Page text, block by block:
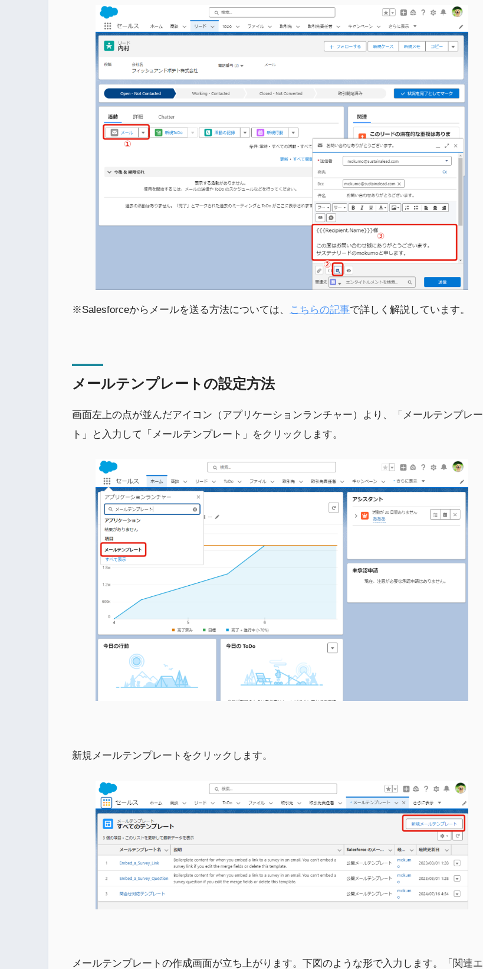
※Salesforceからメールを送る方法については、 こちらの記事で詳しく解説しています。
メールテンプレートの設定方法
画面左上の点が並んだアイコン（アプリケーションランチャー）より、「メールテンプレー
ト」と入力して「メールテンプレート」をクリックします。
新規メールテンプレートをクリックします。
メールテンプレートの作成画面が立ち上がります。下図のような形で入力します。「関連エ